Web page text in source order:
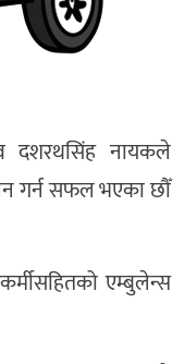
दशरथसिंह नायकले
गर्न सफल भएका छौँ
एम्बुलेन्स